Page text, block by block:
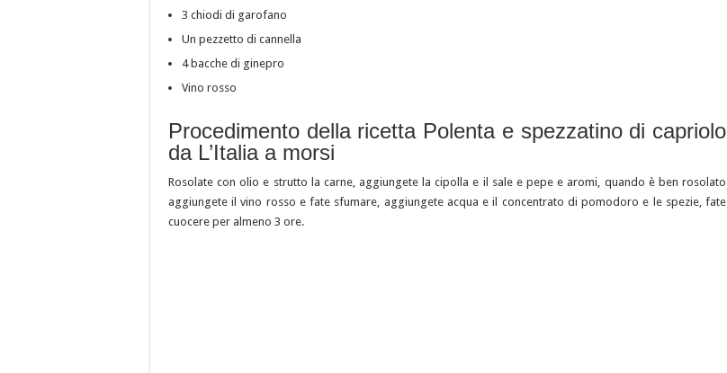
3 chiodi di garofano
Un pezzetto di cannella
4 bacche di ginepro
Vino rosso
Procedimento della ricetta Polenta e spezzatino di capriolo
da L’Italia a morsi
Rosolate con olio e strutto la carne, aggiungete la cipolla e il sale e pepe e aromi, quando è ben rosolato
aggiungete il vino rosso e fate sfumare, aggiungete acqua e il concentrato di pomodoro e le spezie, fate
cuocere per almeno 3 ore.